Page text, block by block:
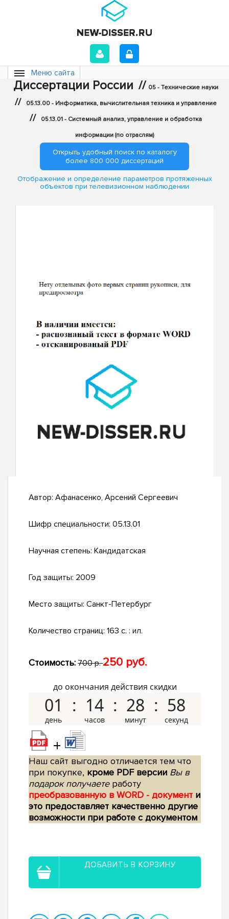
Меню сайта
Диссертации России // 05 - Технические науки
// 05.13.00 - Информатика, вычислительная техника и управление
// 05.13.01 - Системный анализ, управление и обработка
информации (по отраслям)
Открыть удобный поиск по каталогу
более 800 000 диссертаций
Отображение и определение параметров протяженных
объектов при телевизионном наблюдении
Автор: Афанасенко, Арсений Сергеевич
Шифр специальности: 05.13.01
Научная степень: Кандидатская
Год защиты: 2009
Место защиты: Санкт-Петербург
Количество страниц: 163 с. : ил.
Стоимость: 700 р.250 руб.
до окончания действия скидки
01 14 28 57
+
Наш сайт выгодно отличается тем что
при покупке, кроме PDF версии Вы в
подарок получаетеработу
преобразованную в WORD - документ и
это предоставляет качественно другие
возможности при работе с документом
ДОБАВИТЬ В КОРЗИНУ